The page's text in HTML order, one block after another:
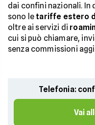
dai confini nazionali.
sono le tariffe estero
oltre ai servizi di
cui si può chiamare,
senza commissioni
Telefonia:
Vai